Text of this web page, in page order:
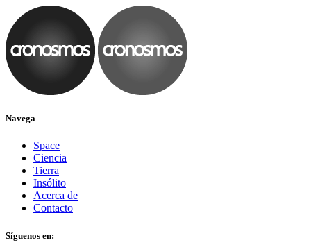
Navega
Space
Ciencia
Tierra
Insólito
Acerca de
Contacto
Síguenos en: